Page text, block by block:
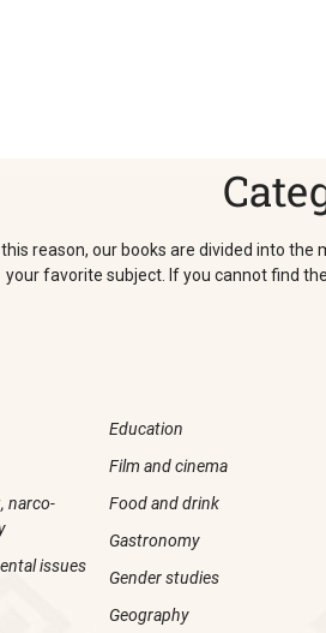
reason, our books are divided into
your favorite subject. If you cannot find
narco-
issues
Education
Film and cinema
Food and drink
Gastronomy
Gender studies
Geography